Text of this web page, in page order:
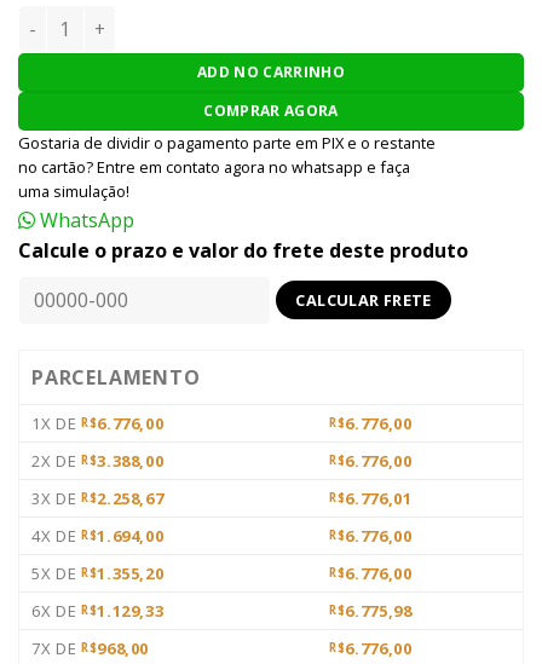
RIFLE AIRSOFT G&G GBBR MGCR 556 7" M-LOK 6MM -
ADD NO CARRINHO
COMPRAR AGORA
Gostaria de dividir o pagamento parte em PIX e o restante
no cartão? Entre em contato agora no whatsapp e faça
uma simulação!
WhatsApp
Calcule o prazo e valor do frete deste produto
PARCELAMENTO
1X DE R$6.776,00 R$6.776,00
2X DE R$3.388,00 R$6.776,00
3X DE R$2.258,67 R$6.776,01
4X DE R$1.694,00 R$6.776,00
5X DE R$1.355,20 R$6.776,00
6X DE R$1.129,33 R$6.775,98
7X DE R$968,00 R$6.776,00